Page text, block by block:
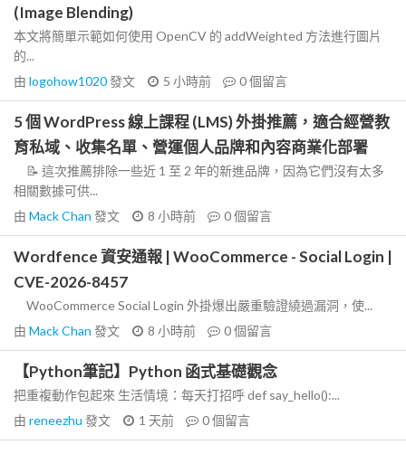
(Image Blending)
本文將簡單示範如何使用 OpenCV 的 addWeighted 方法進行圖片
的...
由 logohow1020發文 5 小時前 0個留言
5 個 WordPress 線上課程 (LMS) 外掛推薦，適合經營教
育私域、收集名單、營運個人品牌和內容商業化部署
📝 這次推薦排除一些近 1 至 2 年的新進品牌，因為它們沒有太多
相關數據可供...
由 Mack Chan 發文 8 小時前 0個留言
Wordfence 資安通報 | WooCommerce - Social Login |
CVE-2026-8457
WooCommerce Social Login 外掛爆出嚴重驗證繞過漏洞，使...
由 Mack Chan 發文 8 小時前 0個留言
【Python筆記】Python 函式基礎觀念
把重複動作包起來 生活情境：每天打招呼 def say_hello():...
由 reneezhu 發文 1 天前 0個留言